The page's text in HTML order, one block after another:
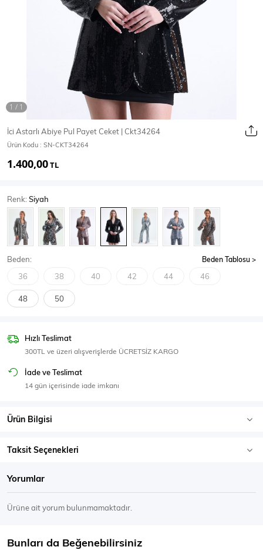
Mont & Kaban Yağmurluk
T-Shirt
Body Atlet Crop & Büstiyer
SPOR GİYİM
Eşofman Üstü
İci Astarlı Abiye Pul Payet Ceket | Ckt34264
Ürün Kodu : SN-CKT34264
1.400,00TL
Renk:Siyah
Beden: Beden Tablosu
36 38 40 42 44 46
48 50
Hızlı Teslimat
300TL ve üzeri alışverişlerde ÜCRETSİZ KARGO
İade ve Teslimat
14 gün içerisinde iade imkanı
Ürün Bilgisi
Taksit Seçenekleri
Yorumlar
Ürüne ait yorum bulunmamaktadır.
Bunları da Beğenebilirsiniz